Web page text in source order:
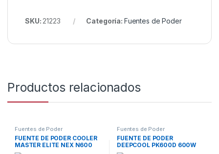
SKU: 21223 Categoría: Fuentes de Poder
Productos relacionados
Fuentes de Poder
FUENTE DE PODER COOLER
MASTER ELITE NEX N600
600W NO MODULAR ATX
Fuentes de Poder
FUENTE DE PODER
DEEPCOOL PK600D 600W
80 PLUS BRONZE NO